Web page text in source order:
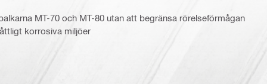
MT-70 och MT-80 utan att begränsa rörelseförmågan
korrosiva miljöer